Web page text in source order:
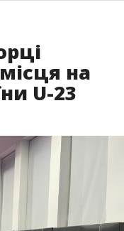
на
U-23